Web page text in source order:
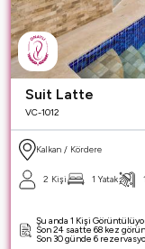
Suit Latte
VC-1012
Kalkan / Kördere
2 Kişi 1 Yatak
Şu anda 1 Kişi
Son 24 saatte 68 kez
Son 30 günde 6